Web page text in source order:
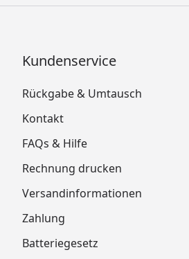
Kundenservice
Rückgabe & Umtausch
Kontakt
FAQs & Hilfe
Rechnung drucken
Versandinformationen
Zahlung
Batteriegesetz